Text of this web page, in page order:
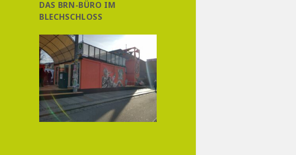
DAS BRN-BÜRO IM
BLECHSCHLOSS